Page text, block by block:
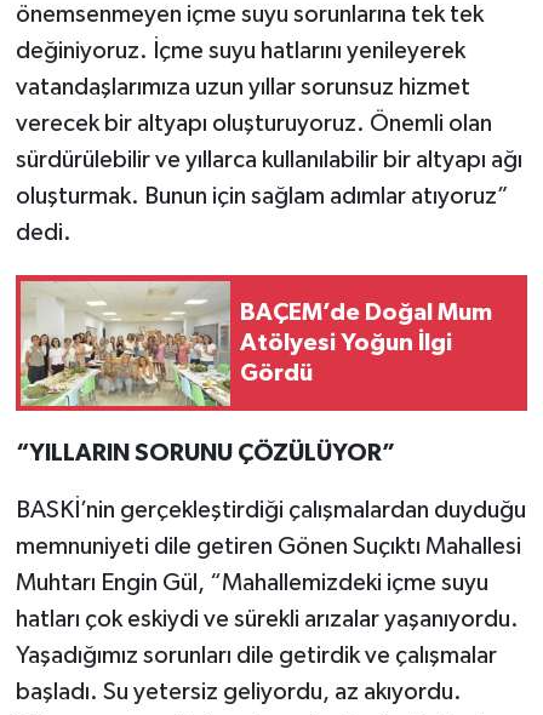
önemsenmeyen içme suyu sorunlarına tek tek
değiniyoruz. İçme suyu hatlarını yenileyerek
vatandaşlarımıza uzun yıllar sorunsuz hizmet
verecek bir altyapı oluşturuyoruz. Önemli olan
sürdürülebilir ve yıllarca kullanılabilir bir altyapı ağı
oluşturmak. Bunun için sağlam adımlar atıyoruz”
dedi.
BAÇEM’de Doğal Mum
Atölyesi Yoğun İlgi
Gördü
“YILLARIN SORUNU ÇÖZÜLÜYOR”
BASKİ’nin gerçekleştirdiği çalışmalardan duyduğu
memnuniyeti dile getiren Gönen Suçıktı Mahallesi
Muhtarı Engin Gül, “Mahallemizdeki içme suyu
hatları çok eskiydi ve sürekli arızalar yaşanıyordu.
Yaşadığımız sorunları dile getirdik ve çalışmalar
başladı. Su yetersiz geliyordu, az akıyordu.